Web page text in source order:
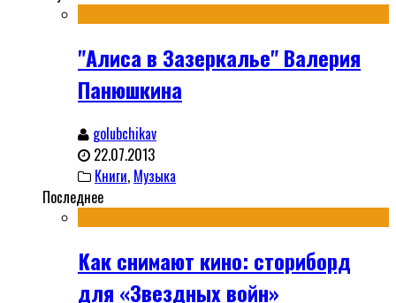
"Алиса в Зазеркалье" Валерия
Панюшкина
golubchikav
22.07.2013
Книги, Музыка
Последнее
Как снимают кино: сториборд
для «Звездных войн»